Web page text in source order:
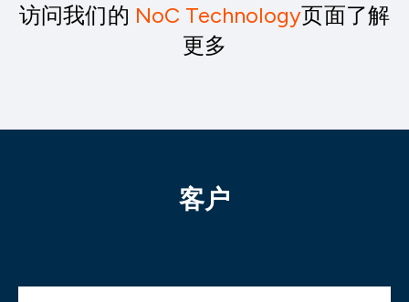
访问我们的 NoC Technology页面了解
更多
客户